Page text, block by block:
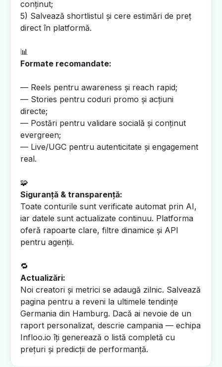
conținut;
5) Salvează shortlistul și cere estimări de preț
direct în platformă.
📊
Formate recomandate:
— Reels pentru awareness și reach rapid;
— Stories pentru coduri promo și acțiuni
directe;
— Postări pentru validare socială și conținut
evergreen;
— Live/UGC pentru autenticitate și engagement
real.
🧩
Siguranță & transparență:
Toate conturile sunt verificate automat prin AI,
iar datele sunt actualizate continuu. Platforma
oferă rapoarte clare, filtre dinamice și API
pentru agenții.
🔁
Actualizări:
Noi creatori și metrici se adaugă zilnic. Salvează
pagina pentru a reveni la ultimele tendințe
Germania din Hamburg. Dacă ai nevoie de un
raport personalizat, descrie campania — echipa
Infloo.io îți generează o listă completă cu
prețuri și predicții de performanță.